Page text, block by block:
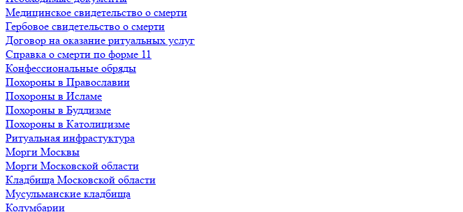
Медицинское свидетельство о смерти
Гербовое свидетельство о смерти
Договор на оказание ритуальных услуг
Справка о смерти по форме 11
Конфессиональные обряды
Похороны в Православии
Похороны в Исламе
Похороны в Буддизме
Похороны в Католицизме
Ритуальная инфрастуктура
Морги Москвы
Морги Московской области
Кладбища Московской области
Мусульманские кладбища
Колумбарии